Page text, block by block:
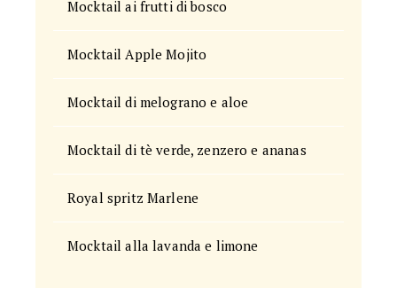
Mocktail ai frutti di bosco
Mocktail Apple Mojito
Mocktail di melograno e aloe
Mocktail di tè verde, zenzero e ananas
Royal spritz Marlene
Mocktail alla lavanda e limone